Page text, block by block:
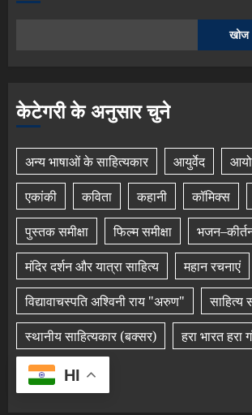
खोज
केटेगरी के अनुसार चुने
अन्य भाषाओं के साहित्यकार आयुर्वेद
एकांकी
कविता कहानी कॉमिक्स
पुस्तक समीक्षा
फिल्म समीक्षा
मंदिर दर्शन और यात्रा साहित्य
महान रचनाएं
विद्यावाचस्पति अश्विनी राय "अरुण"
साहित्य
स्थानीय साहित्यकार (बक्सर)
हरा भारत हरा
हिंदी साहित्यकार
HI